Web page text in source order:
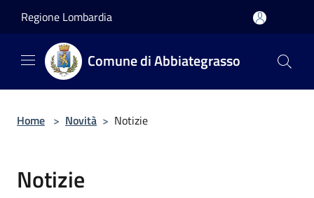
Regione Lombardia
Comune di Abbiategrasso
Home > Novità > Notizie
Notizie